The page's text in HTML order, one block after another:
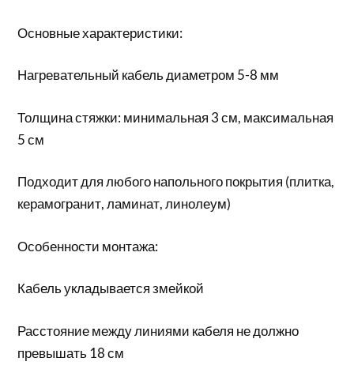
Основные характеристики:
Нагревательный кабель диаметром 5-8 мм
Толщина стяжки: минимальная 3 см, максимальная
5 см
Подходит для любого напольного покрытия (плитка,
керамогранит, ламинат, линолеум)
Особенности монтажа:
Кабель укладывается змейкой
Расстояние между линиями кабеля не должно
превышать 18 см